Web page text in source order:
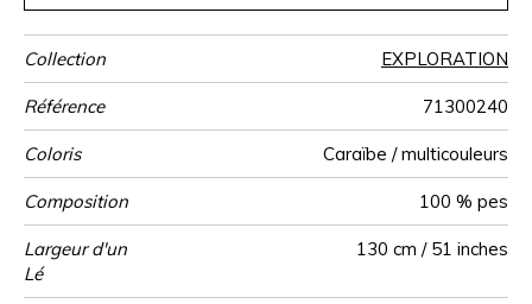
Collection EXPLORATION
Référence 71300240
Coloris Caraïbe / multicouleurs
Composition 100 % pes
Largeur d'un
Lé
130 cm / 51 inches